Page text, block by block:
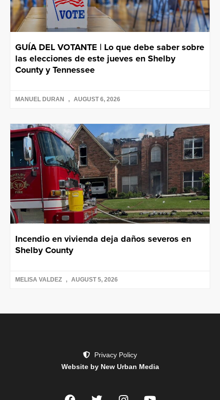
GUÍA DEL VOTANTE | Lo que debe saber sobre
las elecciones de este jueves en Shelby
County y Tennessee
MANUEL DURAN AUGUST 6, 2026
Incendio en vivienda deja daños severos en
Shelby County
MELISA VALDEZ AUGUST 5, 2026
Privacy Policy
Website by New Urban Media